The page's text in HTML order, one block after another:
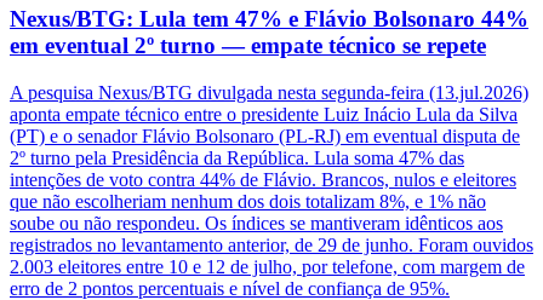
Nexus/BTG: Lula tem 47% e Flávio Bolsonaro 44%
em eventual 2º turno — empate técnico se repete
A pesquisa Nexus/BTG divulgada nesta segunda-feira (13.jul.2026)
aponta empate técnico entre o presidente Luiz Inácio Lula da Silva
(PT) e o senador Flávio Bolsonaro (PL-RJ) em eventual disputa de
2º turno pela Presidência da República. Lula soma 47% das
intenções de voto contra 44% de Flávio. Brancos, nulos e eleitores
que não escolheriam nenhum dos dois totalizam 8%, e 1% não
soube ou não respondeu. Os índices se mantiveram idênticos aos
registrados no levantamento anterior, de 29 de junho. Foram ouvidos
2.003 eleitores entre 10 e 12 de julho, por telefone, com margem de
erro de 2 pontos percentuais e nível de confiança de 95%.